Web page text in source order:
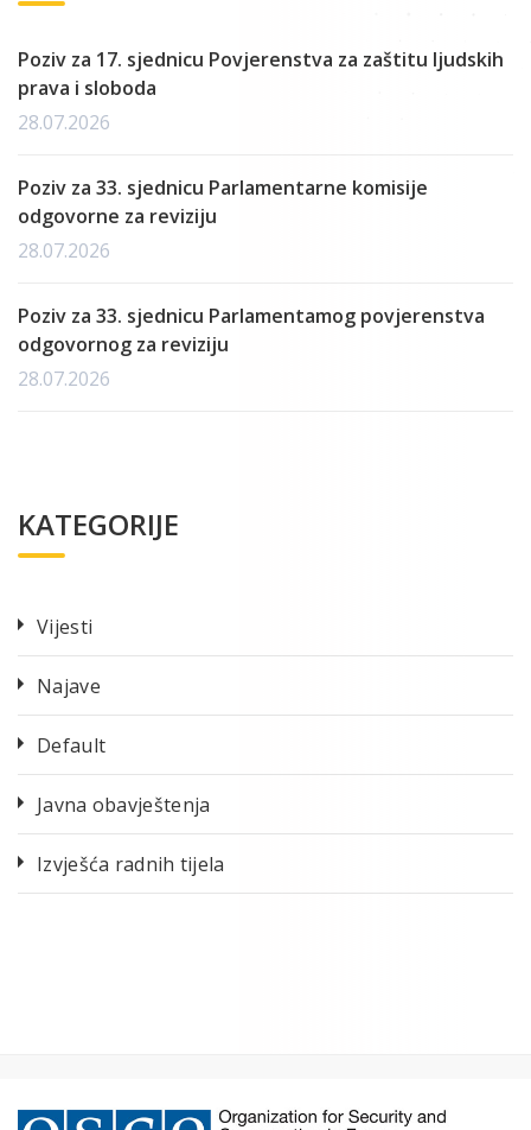
Poziv za 17. sjednicu Povjerenstva za zaštitu ljudskih
prava i sloboda
28.07.2026
Poziv za 33. sjednicu Parlamentarne komisije
odgovorne za reviziju
28.07.2026
Poziv za 33. sjednicu Parlamentamog povjerenstva
odgovornog za reviziju
28.07.2026
KATEGORIJE
Vijesti
Najave
Default
Javna obavještenja
Izvješća radnih tijela